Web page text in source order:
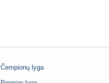
Čempionų lyga